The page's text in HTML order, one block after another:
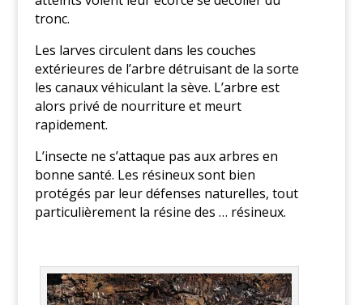
tronc.
Les larves circulent dans les couches
extérieures de l’arbre détruisant de la sorte
les canaux véhiculant la sève. L’arbre est
alors privé de nourriture et meurt
rapidement.
L’insecte ne s’attaque pas aux arbres en
bonne santé. Les résineux sont bien
protégés par leur défenses naturelles, tout
particulièrement la résine des … résineux.